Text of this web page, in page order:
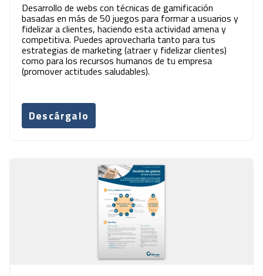
Desarrollo de webs con técnicas de gamificación
basadas en más de 50 juegos para formar a usuarios y
fidelizar a clientes, haciendo esta actividad amena y
competitiva. Puedes aprovecharla tanto para tus
estrategias de marketing (atraer y fidelizar clientes)
como para los recursos humanos de tu empresa
(promover actitudes saludables).
Descárgalo